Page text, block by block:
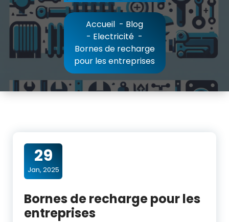
Accueil - Blog
- Electricité -
Bornes de recharge
pour les entreprises
29
Jan, 2025
Bornes de recharge pour les
entreprises